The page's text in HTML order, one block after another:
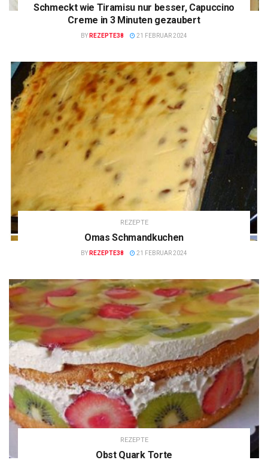
Schmeckt wie Tiramisu nur besser, Capuccino
Creme in 3 Minuten gezaubert
BY REZEPTE38 21 FEBRUAR 2024
REZEPTE
Omas Schmandkuchen
BY REZEPTE38 21 FEBRUAR 2024
REZEPTE
Obst Quark Torte